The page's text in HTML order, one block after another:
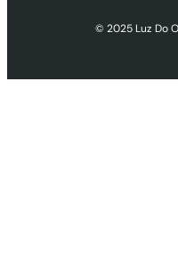
© 2025 Luz Do